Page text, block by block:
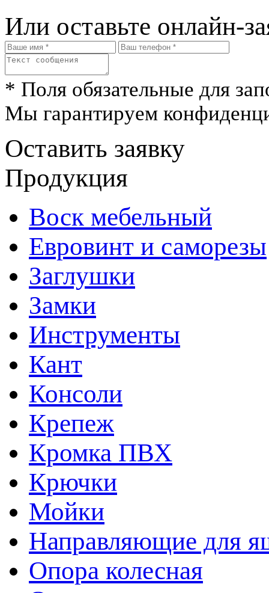
Или оставьте онлайн-
* Поля обязательные для
Мы гарантируем
Оставить заявку
Продукция
Воск мебельный
Евровинт и саморезы
Заглушки
Замки
Инструменты
Кант
Консоли
Крепеж
Кромка ПВХ
Крючки
Мойки
Направляющие для
Опора колесная